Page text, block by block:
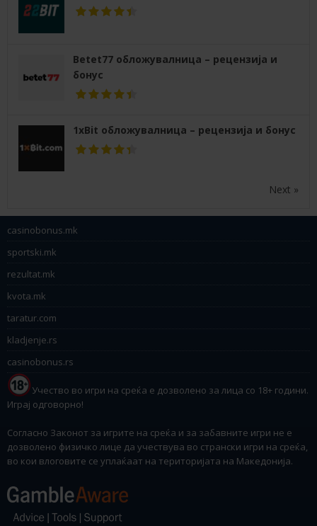
Betet77 обложувалница – рецензија и
бонус
1xBit обложувалница – рецензија и бонус
Next »
casinobonus.mk
sportski.mk
rezultat.mk
kvota.mk
taratur.com
kladjenje.rs
casinobonus.rs
Учество во игри на среќа е дозволено за лица со 18+ години.
Играј одговорно!
Согласно Законот за игрите на среќа и за забавните игри не е
дозволено физичко лице да учествува во странски игри на среќа,
во кои влоговите се уплаќаат на територијата на Македонија.